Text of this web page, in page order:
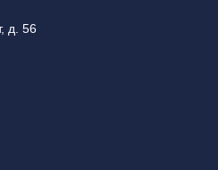
д. 56